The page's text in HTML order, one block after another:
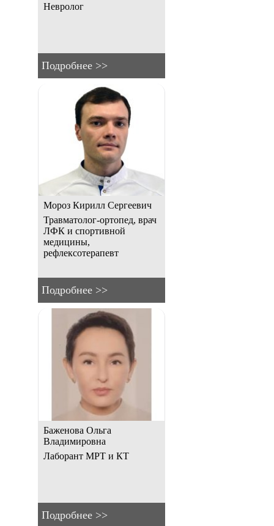
Невролог
Подробнее >>
Мороз Кирилл Сергеевич
Травматолог-ортопед, врач
ЛФК и спортивной
медицины,
рефлексотерапевт
Подробнее >>
Баженова Ольга
Владимировна
Лаборант МРТ и КТ
Подробнее >>